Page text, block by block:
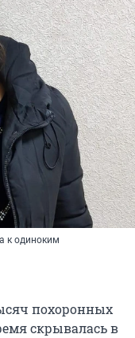
к одиноким
похоронных
скрывалась в